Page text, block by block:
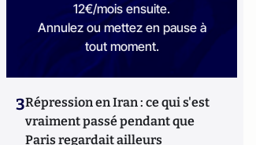
12€/mois ensuite.
Annulez ou mettez en pause à
tout moment.
3Répression en Iran : ce qui s'est
vraiment passé pendant que
Paris regardait ailleurs